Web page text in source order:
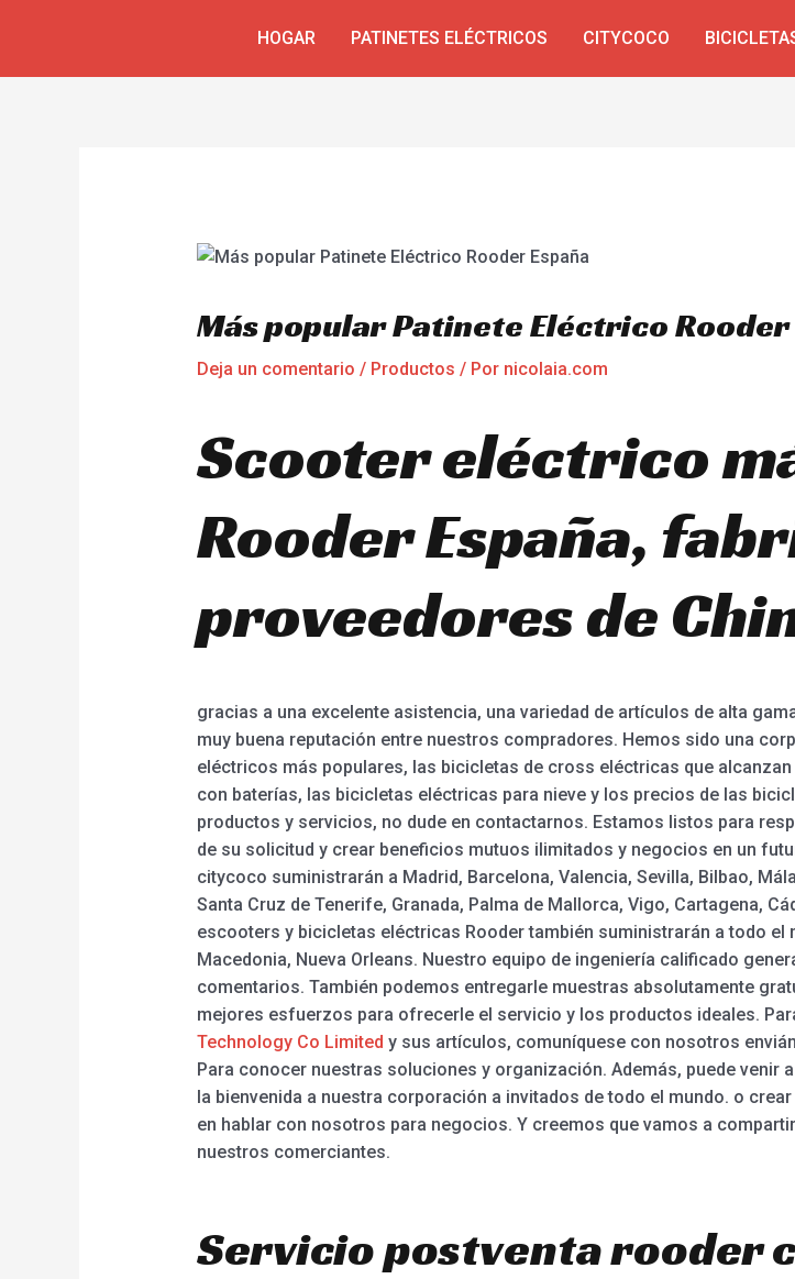
HOGAR PATINETES ELÉCTRICOS CITYCOCO
Más popular Patinete Eléctrico Rooder
Deja un comentario / Productos / Por nicolaia.com
Scooter eléctrico
Rooder España,
proveedores de
gracias a una excelente asistencia, una variedad de artículos de alta
muy buena reputación entre nuestros compradores. Hemos sido una
eléctricos más populares, las bicicletas de cross eléctricas que
con baterías, las bicicletas eléctricas para nieve y los precios de las
productos y servicios, no dude en contactarnos. Estamos listos para
de su solicitud y crear beneficios mutuos ilimitados y negocios en un
citycoco suministrarán a Madrid, Barcelona, Valencia, Sevilla, Bilbao,
Santa Cruz de Tenerife, Granada, Palma de Mallorca, Vigo, Cartagena,
escooters y bicicletas eléctricas Rooder también suministrarán a todo el
Macedonia, Nueva Orleans. Nuestro equipo de ingeniería calificado
comentarios. También podemos entregarle muestras absolutamente
mejores esfuerzos para ofrecerle el servicio y los productos ideales.
Technology Co Limited y sus artículos, comuníquese con nosotros
Para conocer nuestras soluciones y organización. Además, puede
la bienvenida a nuestra corporación a invitados de todo el mundo. o
en hablar con nosotros para negocios. Y creemos que vamos a
nuestros comerciantes.
Servicio postventa rooder